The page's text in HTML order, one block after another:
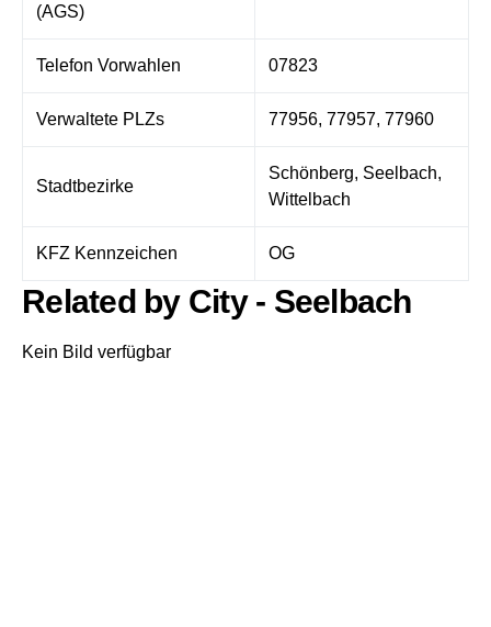
(AGS)
Telefon Vorwahlen 07823
Verwaltete PLZs 77956, 77957, 77960
Stadtbezirke
Schönberg, Seelbach,
Wittelbach
KFZ Kennzeichen OG
Related by City - Seelbach
Kein Bild verfügbar